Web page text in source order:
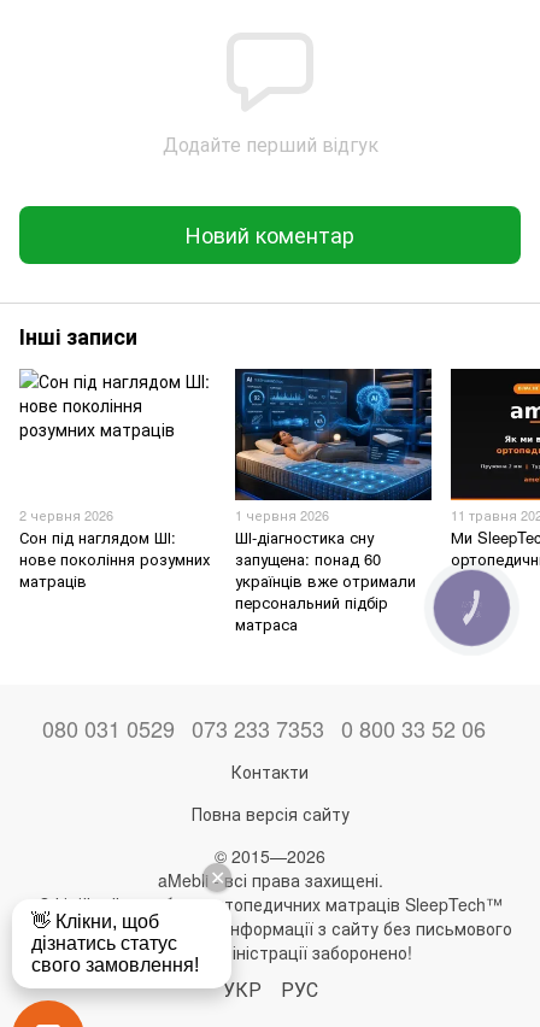
Додайте перший відгук
Новий коментар
Інші записи
2 червня 2026
Сон під наглядом ШІ:
нове покоління розумних
матраців
1 червня 2026
ШІ-діагностика сну
запущена: понад 60
українців вже отримали
персональний підбір
матраса
11 травня
Ми
080 031 0529 073 233 7353 0 800 33 52 06
Контакти
Повна версія сайту
© 2015—2026
aMebli - всі права захищені.
Офіційний виробник ортопедичних матраців SleepTech™
Будь-яке використання інформації з сайту без письмового
дозволу адміністрації заборонено!
УКР РУС
КНОПКА
ЗВ'ЯЗКУ